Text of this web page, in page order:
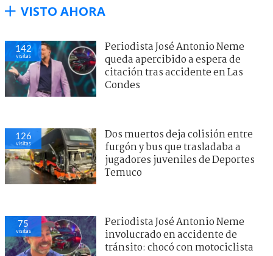
VISTO AHORA
142
visitas
Periodista José Antonio Neme
queda apercibido a espera de
citación tras accidente en Las
Condes
126
visitas
Dos muertos deja colisión entre
furgón y bus que trasladaba a
jugadores juveniles de Deportes
Temuco
75
visitas
Periodista José Antonio Neme
involucrado en accidente de
tránsito: chocó con motociclista